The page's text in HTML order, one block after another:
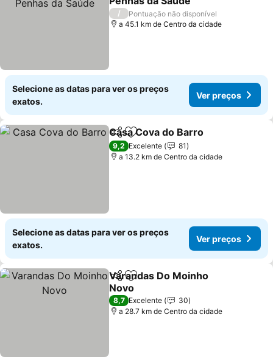
/
Pontuação não disponível
a 45.1 km de Centro da cidade
Selecione as datas para ver os preços
exatos.
Ver preços
PartilharAdicionar aos favoritos
Casa Cova do Barro
9,2 Excelente
81
a 13.2 km de Centro da cidade
Selecione as datas para ver os preços
exatos.
Ver preços
PartilharAdicionar aos favoritos
Varandas Do Moinho
Novo
8,7 Excelente
30
a 28.7 km de Centro da cidade